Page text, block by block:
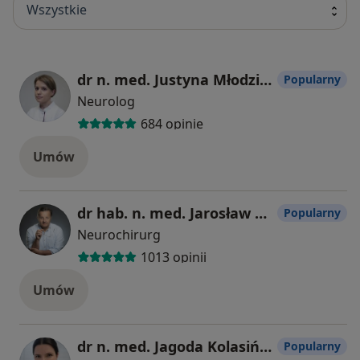
Wszystkie
dr n. med. Justyna Młodzikowska-Albrecht
Neurolog
684 opinie
Popularny
Umów
dr hab. n. med. Jarosław Andrychowski
Neurochirurg
1013 opinii
Popularny
Umów
dr n. med. Jagoda Kolasińska Lipińska Popularny